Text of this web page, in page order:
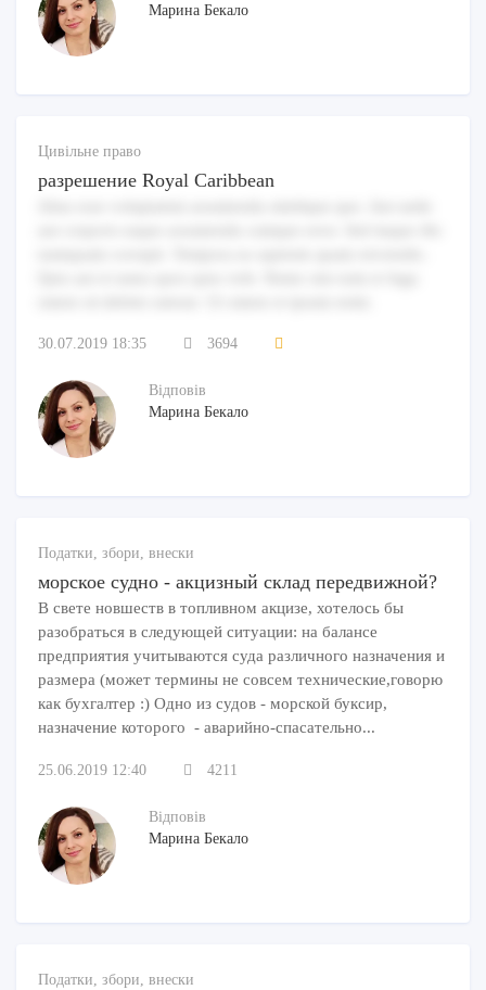
Марина Бекало
Цивільне право
разрешение Royal Caribbean
30.07.2019 18:35 3694
Відповів
Марина Бекало
Податки, збори, внески
морское судно - акцизный склад передвижной?
В свете новшеств в топливном акцизе, хотелось бы
разобраться в следующей ситуации: на балансе
предприятия учитываются суда различного назначения и
размера (может термины не совсем технические,говорю
как бухгалтер :) Одно из судов - морской буксир,
назначение которого - аварийно-спасательно...
25.06.2019 12:40 4211
Відповів
Марина Бекало
Податки, збори, внески